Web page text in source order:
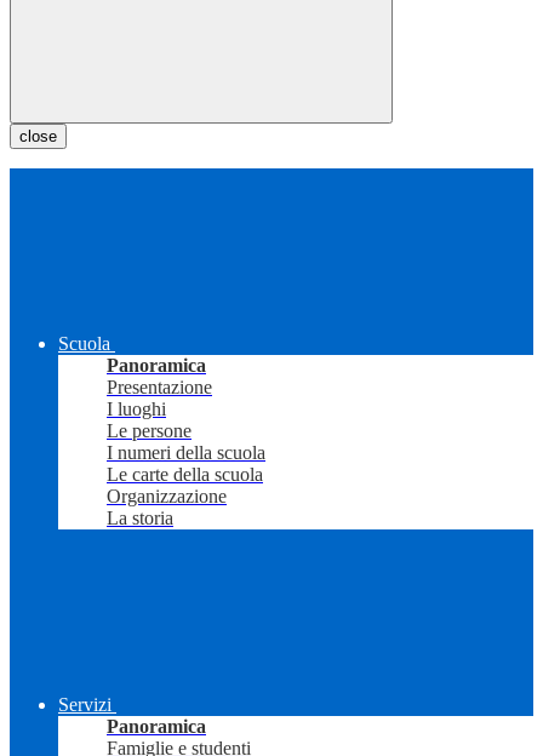
close
Scuola
Panoramica
Presentazione
I luoghi
Le persone
I numeri della scuola
Le carte della scuola
Organizzazione
La storia
Servizi
Panoramica
Famiglie e studenti